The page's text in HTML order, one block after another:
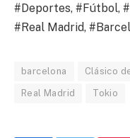
#Deportes, #Fútbol,
#Real Madrid,
barcelona Clásico
Real Madrid Tokio